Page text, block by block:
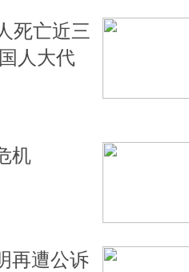
死亡近三
人大代
机
再遭公诉